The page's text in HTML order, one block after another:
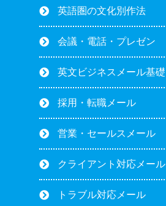
英語圏の文化別作法
会議・電話・プレゼン
英文ビジネスメール基礎
採用・転職メール
営業・セールスメール
クライアント対応メール
トラブル対応メール